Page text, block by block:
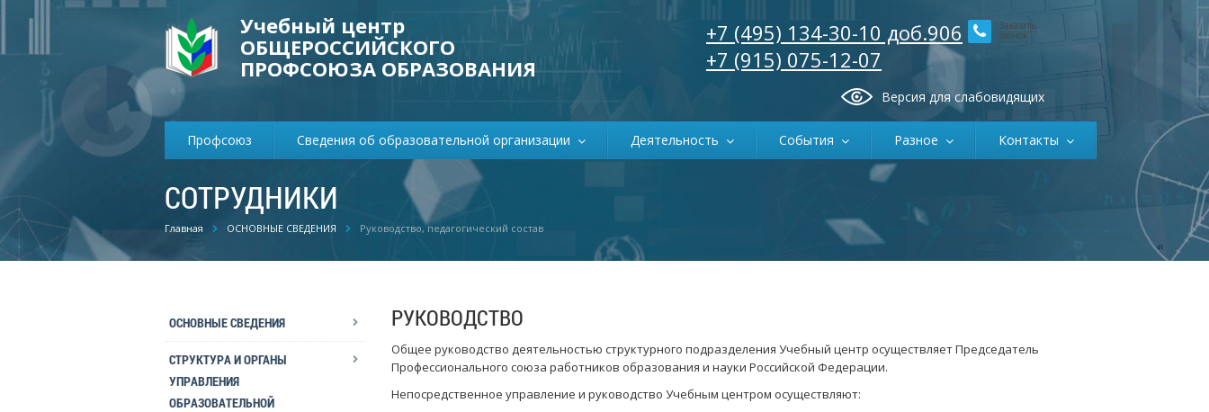
Учебный центр
ОБЩЕРОССИЙСКОГО
ПРОФСОЮЗА ОБРАЗОВАНИЯ
Заказать
звонок
+7 (495) 134-30-10 доб.906
+7 (915) 075-12-07
Версия для слабовидящих
Профсоюз Сведения об образовательной организации Деятельность События Разное Контакты
СОТРУДНИКИ
Главная ОСНОВНЫЕ СВЕДЕНИЯ Руководство, педагогический состав
ОСНОВНЫЕ СВЕДЕНИЯ
СТРУКТУРА И ОРГАНЫ
УПРАВЛЕНИЯ
ОБРАЗОВАТЕЛЬНОЙ
РУКОВОДСТВО
Общее руководство деятельностью структурного подразделения Учебный центр осуществляет Председатель
Профессионального союза работников образования и науки Российской Федерации.
Непосредственное управление и руководство Учебным центром осуществляют: